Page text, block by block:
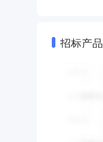
招标产品